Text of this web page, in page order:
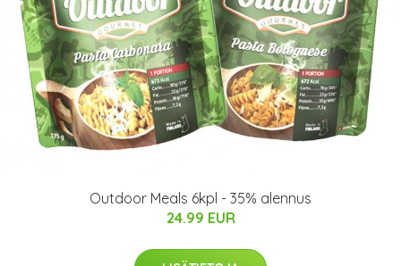
Outdoor Meals 6kpl - 35% alennus
24.99 EUR